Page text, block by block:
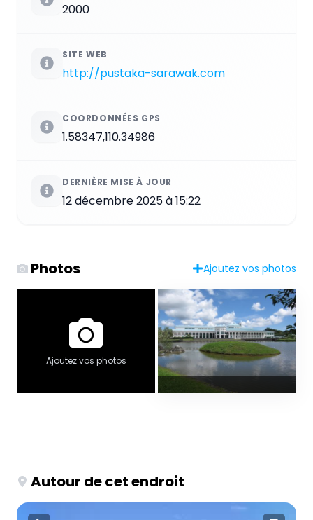
2000
SITE WEB
http://pustaka-sarawak.com
COORDONNÉES GPS
1.58347,110.34986
DERNIÈRE MISE À JOUR
12 décembre 2025 à 15:22
Photos Ajoutez vos photos
Ajoutez vos photos
Autour de cet endroit